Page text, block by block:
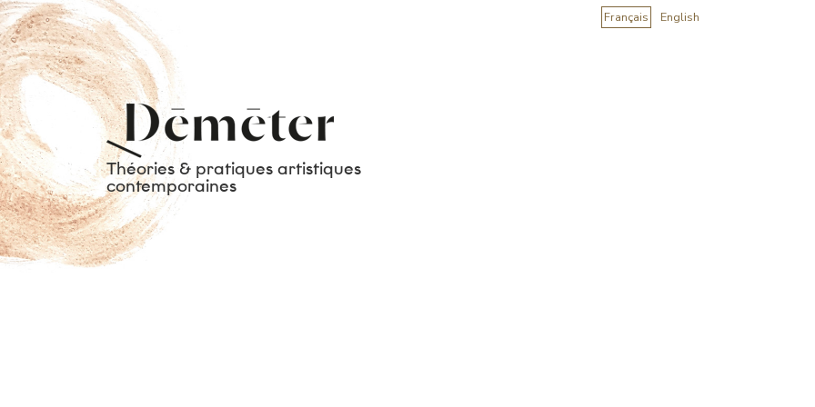
Français English
Théories & pratiques artistiques
contemporaines